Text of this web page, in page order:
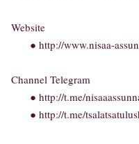
Website
● http://www.nisaa-
Channel Telegram
● http://t.me/
● http://t.me/